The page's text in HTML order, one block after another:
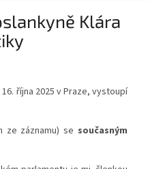
Klára
října 2025 v Praze, vystoupí
ze záznamu) se současným